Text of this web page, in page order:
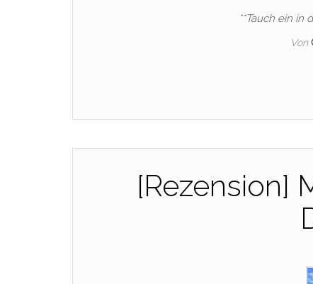
**Tauch ein in
Von
[Rezension]